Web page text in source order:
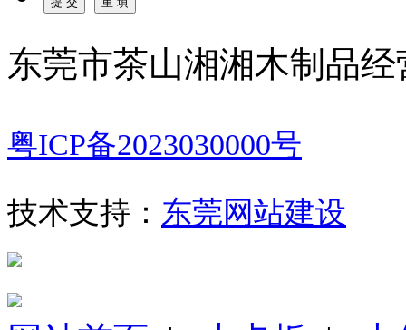
东莞市茶山湘湘木制品经
粤ICP备2023030000号
技术支持： 东莞网站建设